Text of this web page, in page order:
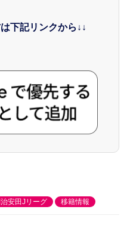
下記リンクから↓↓
安田Jリーグ 移籍情報